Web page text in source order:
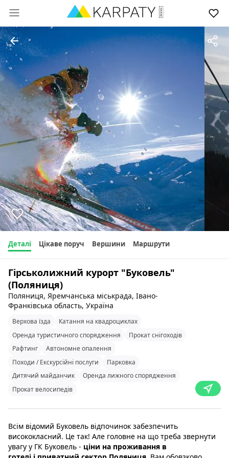
Деталі Цікаве поруч Вершини Маршрути
Гірськолижний курорт "Буковель"
(Поляниця)
Поляниця, Яремчанська міськрада, Івано-
Франківська область, Україна
Верхова їзда
Катання на квадроциклах
Оренда туристичного спорядження
Прокат снігоходів
Рафтинг
Автономне опалення
Походи / Екскурсійні послуги
Парковка
Дитячий майданчик
Оренда лижного спорядження
Прокат велосипедів
Всім відомий Буковель відпочинок забезпечить
висококласний. Це так! Але головне на що треба звернути
увагу у ГК Буковель - ціни на проживання в